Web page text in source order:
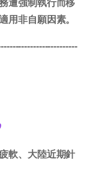
遭強制執行而移
用非自願因素。
軟、大陸近期針